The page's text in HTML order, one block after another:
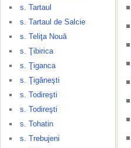
s. Tartaul
s. Tartaul de Salcie
s. Teliţa Nouă
s. Ţibirica
s. Ţiganca
s. Ţigăneşti
s. Todireşti
s. Todireşti
s. Tohatin
s. Trebujeni